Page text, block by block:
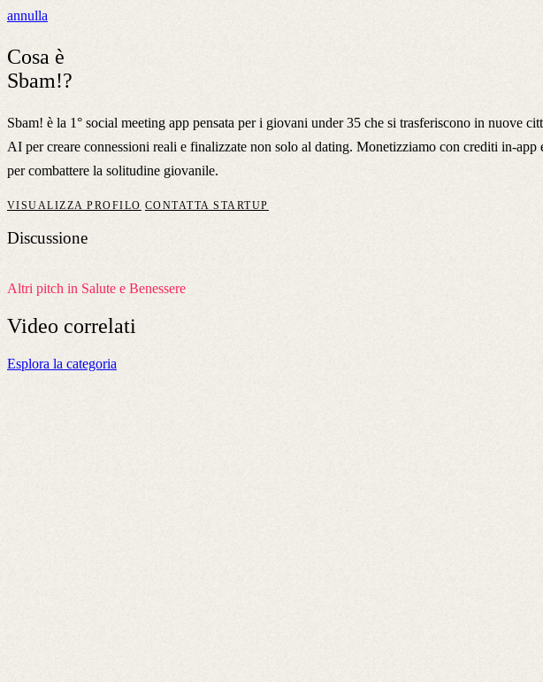
annulla
Cosa è
Sbam!?
Sbam! è la 1° social meeting app pensata per i giovani under 35 che si trasferiscono in
AI per creare connessioni reali e finalizzate non solo al dating. Monetizziamo con crediti in-
per combattere la solitudine giovanile.
VISUALIZZA PROFILO CONTATTA STARTUP
Discussione
Altri pitch in Salute e Benessere
Video correlati
Esplora la categoria